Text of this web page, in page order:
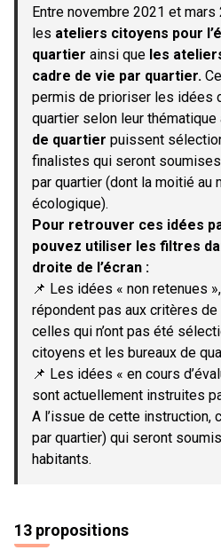
Entre novembre 2021 et
les ateliers citoyens pour
quartier ainsi que les
cadre de vie par quartier.
permis de prioriser les idées
quartier selon leur thématique
de quartier puissent
finalistes qui seront
par quartier (dont la moitié au
écologique).
Pour retrouver ces idées
pouvez utiliser les filtres
droite de l’écran :
📌 Les idées « non retenues
répondent pas aux critères
celles qui n’ont pas été
citoyens et les bureaux de
📌 Les idées « en cours
sont actuellement instruites
A l’issue de cette instruction,
par quartier) qui seront
habitants.
13 propositions